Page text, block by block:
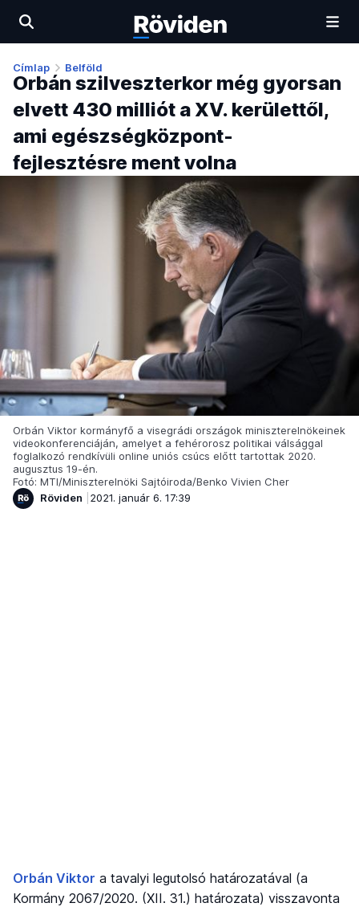
Címlap Belföld
Orbán szilveszterkor még gyorsan
elvett 430 milliót a XV. kerülettől,
ami egészségközpont-
fejlesztésre ment volna
Orbán Viktor kormányfő a visegrádi országok miniszterelnökeinek
videokonferenciáján, amelyet a fehérorosz politikai válsággal
foglalkozó rendkívüli online uniós csúcs előtt tartottak 2020.
augusztus 19-én.
Fotó: MTI/Miniszterelnöki Sajtóiroda/Benko Vivien Cher
Röviden
2021. január 6. 17:39
Orbán Viktor a tavalyi legutolsó határozatával (a
Kormány 2067/2020. (XII. 31.) határozata) visszavonta